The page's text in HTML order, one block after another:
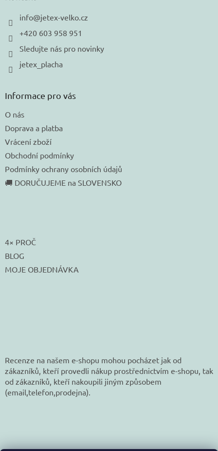
info@jetex-velko.cz
+420 603 958 951
Sledujte nás pro novinky
jetex_placha
Informace pro vás
O nás
Doprava a platba
Vrácení zboží
Obchodní podmínky
Podmínky ochrany osobních údajů
🚚 DORUČUJEME na SLOVENSKO
4× PROČ
BLOG
MOJE OBJEDNÁVKA
Recenze na našem e-shopu mohou pocházet jak od
zákazníků, kteří provedli nákup prostřednictvím e-shopu, tak
od zákazníků, kteří nakoupili jiným způsobem
(email,telefon,prodejna).